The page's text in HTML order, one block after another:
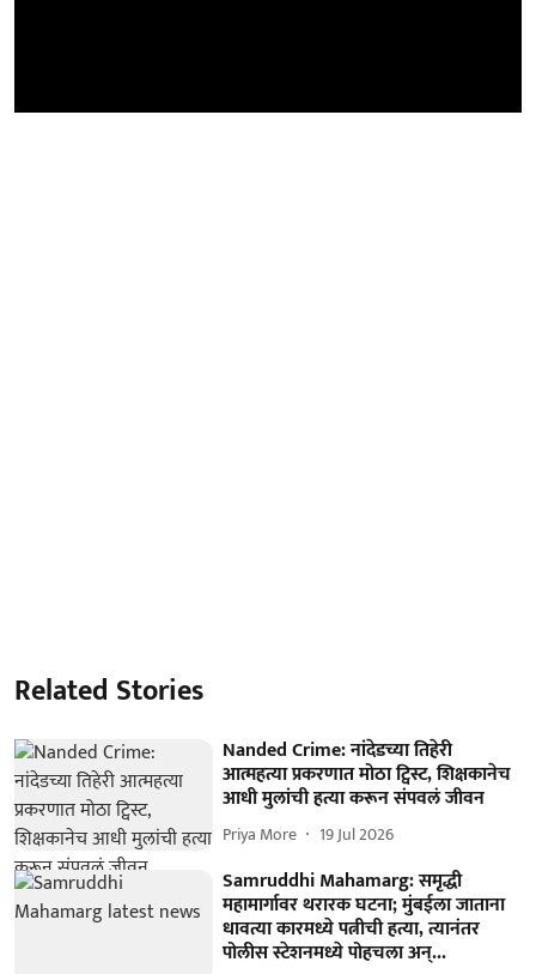
Related Stories
Nanded Crime: नांदेडच्या तिहेरी
आत्महत्या प्रकरणात मोठा ट्विस्ट, शिक्षकानेच
आधी मुलांची हत्या करून संपवलं जीवन
Priya More 19 Jul 2026
Samruddhi Mahamarg: समृद्धी
महामार्गावर थरारक घटना; मुंबईला जाताना
धावत्या कारमध्ये पत्नीची हत्या, त्यानंतर
पोलीस स्टेशनमध्ये पोहचला अन्...